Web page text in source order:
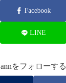
Facebook
LINE
annをフォローする